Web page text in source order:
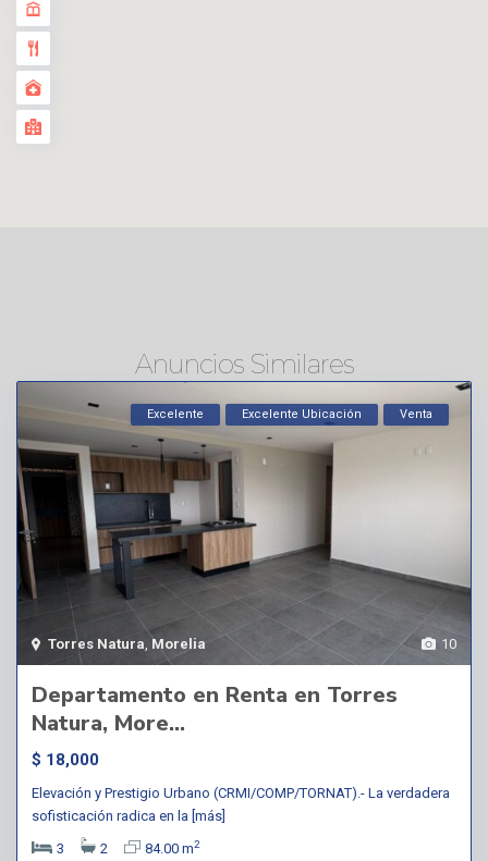
Anuncios Similares
10
Torres Natura Morelia
Excelente Excelente Ubicación Venta
Departamento en Renta en Torres
Natura, More...
$ 18,000
Elevación y Prestigio Urbano (CRMI/COMP/TORNAT).- La verdadera
sofisticación radica en la [más]
3
2 84.00 m2